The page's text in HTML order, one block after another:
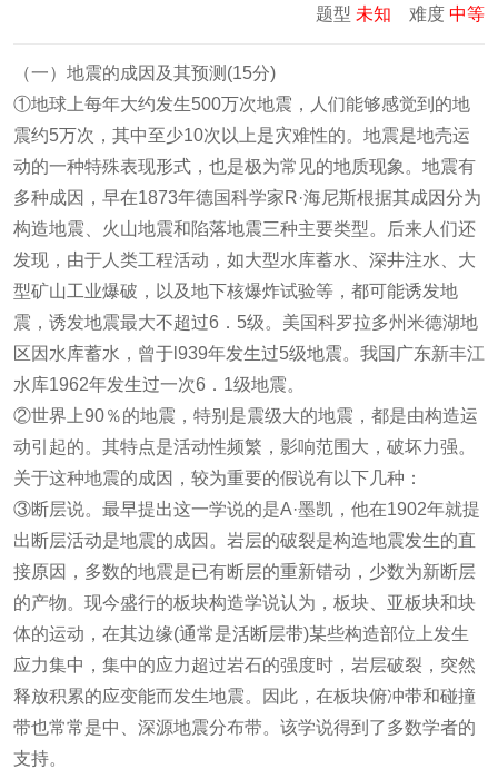
题型 未知 难度 中等
（一）地震的成因及其预测(15分)
①地球上每年大约发生500万次地震，人们能够感觉到的地
震约5万次，其中至少10次以上是灾难性的。地震是地壳运
动的一种特殊表现形式，也是极为常见的地质现象。地震有
多种成因，早在1873年德国科学家R·海尼斯根据其成因分为
构造地震、火山地震和陷落地震三种主要类型。后来人们还
发现，由于人类工程活动，如大型水库蓄水、深井注水、大
型矿山工业爆破，以及地下核爆炸试验等，都可能诱发地
震，诱发地震最大不超过6．5级。美国科罗拉多州米德湖地
区因水库蓄水，曾于l939年发生过5级地震。我国广东新丰江
水库1962年发生过一次6．1级地震。
②世界上90％的地震，特别是震级大的地震，都是由构造运
动引起的。其特点是活动性频繁，影响范围大，破坏力强。
关于这种地震的成因，较为重要的假说有以下几种：
③断层说。最早提出这一学说的是A·墨凯，他在1902年就提
出断层活动是地震的成因。岩层的破裂是构造地震发生的直
接原因，多数的地震是已有断层的重新错动，少数为新断层
的产物。现今盛行的板块构造学说认为，板块、亚板块和块
体的运动，在其边缘(通常是活断层带)某些构造部位上发生
应力集中，集中的应力超过岩石的强度时，岩层破裂，突然
释放积累的应变能而发生地震。因此，在板块俯冲带和碰撞
带也常常是中、深源地震分布带。该学说得到了多数学者的
支持。